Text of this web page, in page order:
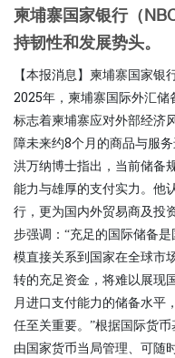
柬埔寨国家银行（
持韧性和发展势头。
【本报消息】柬埔寨国家
2025年，柬埔寨国际外汇
标志着柬埔寨应对外部经济
障未来约8个月的商品与服
洪万纳博士指出，当前储备
能力与雄厚的支付实力。他
行，更为国内外贸易商及投
步强调：“充足的国际储备
模直接关系到国家在全球市
转的充足资金，将难以展现
月进口支付能力的储备水平
任至关重要。”根据国际货
由国家货币当局管理、可随